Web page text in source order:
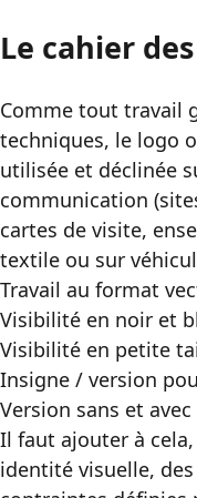
Le cahier
Comme tout travail
techniques, le logo
utilisée et déclinée
communication
cartes de visite,
textile ou sur
Travail au format
Visibilité en noir et
Visibilité en petite
Insigne / version
Version sans et
Il faut ajouter à
identité visuelle,